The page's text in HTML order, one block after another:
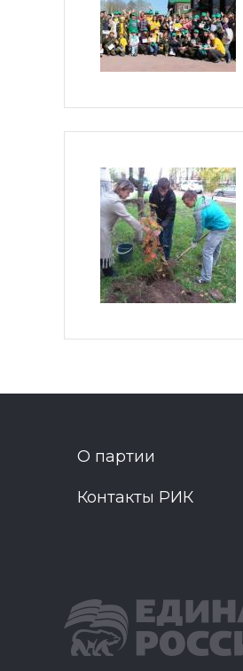
О партии
Контакты РИК